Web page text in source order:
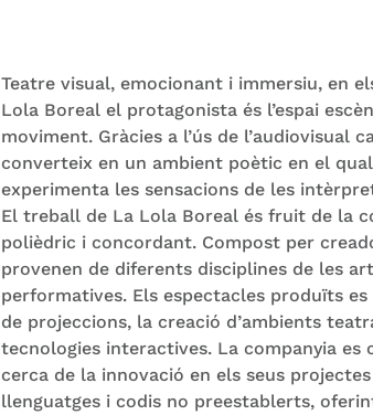
Teatre visual, emocionant i immersiu, en
Lola Boreal el protagonista és l’espai
moviment. Gràcies a l’ús de l’audiovisual
converteix en un ambient poètic en el qual
experimenta les sensacions de les
El treball de La Lola Boreal és fruit de la
polièdric i concordant. Compost per
provenen de diferents disciplines de les
performatives. Els espectacles produïts
de projeccions, la creació d’ambients
tecnologies interactives. La companyia es
cerca de la innovació en els seus
llenguatges i codis no preestablerts,